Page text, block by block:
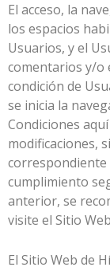
El acceso, la
los espacios
Usuarios, y el
comentarios y/o
condición de
se inicia la
Condiciones
modificaciones,
cumplimiento
anterior, se
visite el Sitio
El Sitio Web de